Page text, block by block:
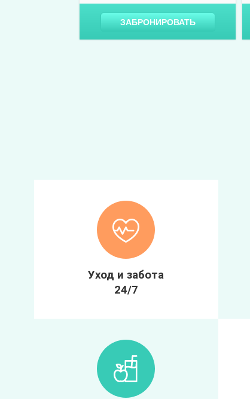
ЗАБРОНИРОВАТЬ
Уход и забота
24/7